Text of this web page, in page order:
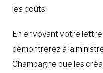
les coûts.
En envoyant votre lettre
démontrerez à la
Champagne que les